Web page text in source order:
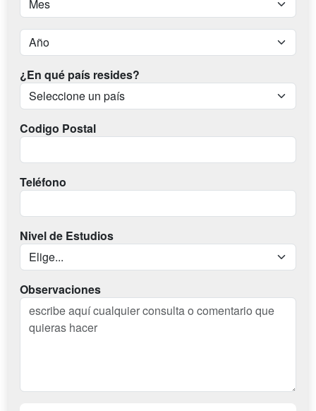
¿En qué país resides?
Codigo Postal
Teléfono
Nivel de Estudios
Observaciones